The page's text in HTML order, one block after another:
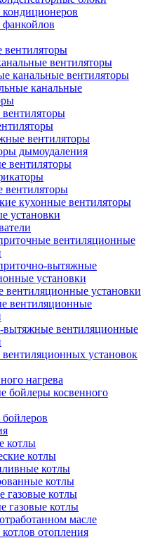
кондиционеров
фанкойлов
вентиляторы
канальные вентиляторы
канальные
вентиляторы
дымоудаления
вентиляторы
кухонные вентиляторы
установки
вентиляционные
вытяжные
установки
установки
вентиляционные
вытяжные вентиляционные
вентиляционных установок
нагрева
бойлеры косвенного
котлы
котлы
котлы
котлы
газовые котлы
газовые котлы
масле
отопления